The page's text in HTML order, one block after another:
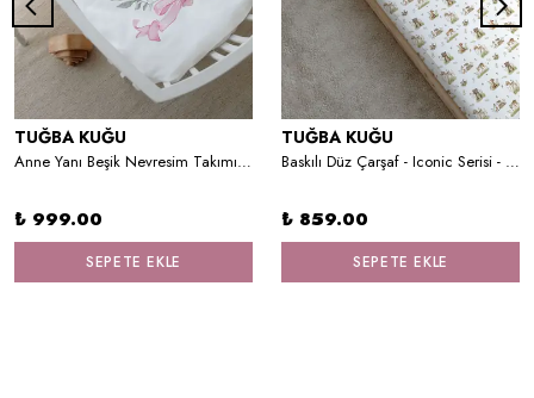
TUĞBA KUĞU
Anne Yanı Beşik Nevresim Takımı (60x100) - Pink Royal Series - Z Harfi
₺ 999.00
SEPETE EKLE
TUĞBA KUĞU
Baskılı Düz Çarşaf - Iconic Serisi - Kelebekle Oynayan Ceylan
₺ 859.00
SEPETE EKLE